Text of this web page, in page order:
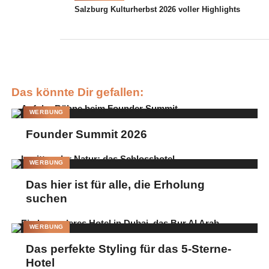
Infusionen mit Phosphatidylcholin. © MH Ästhetik Henke
Phosphatidylcholin ist ein zentraler Bestandteil des
Fettstoffwechsels in der Leber. Durch seine besondere
und sorgt dafür, dass sie durch das Blut im Körper verteilt
werden können. Ohne ausreichende Menge an
Phosphatidylcholin kommt dieser Transport zu erliegen und es
Salzburg Kulturherbst 2026 voller Highlights
Das könnte Dir gefallen:
WERBUNG
Founder Summit 2026
WERBUNG
Das hier ist für alle, die Erholung
suchen
WERBUNG
Das perfekte Styling für das 5-Sterne-
Hotel